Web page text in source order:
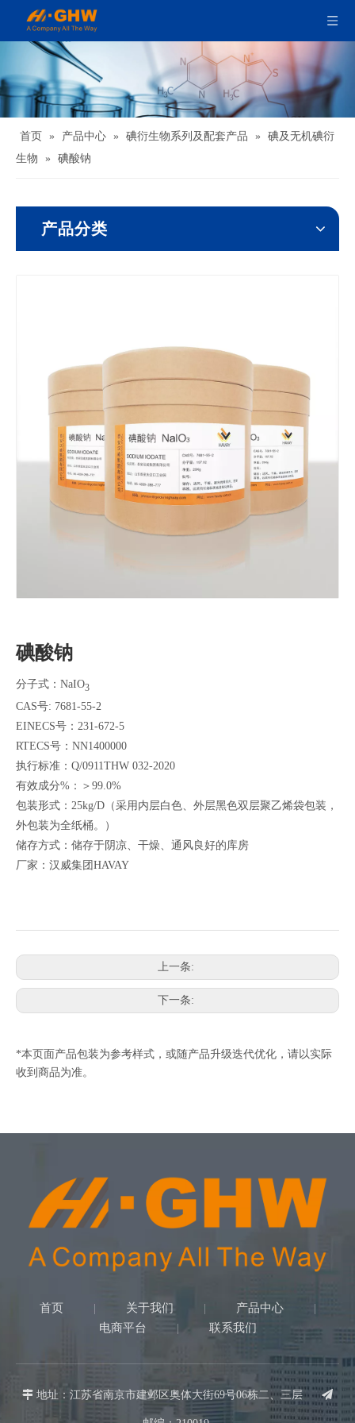
首页 » 产品中心 » 碘衍生物系列及配套产品 »
碘及无机碘衍
生物
» 碘酸钠
产品分类
碘酸钠
分子式：NaIO3
CAS号: 7681-55-2
EINECS号：231-672-5
RTECS号：NN1400000
执行标准：Q/0911THW 032-2020
有效成分%：＞99.0%
包装形式：25kg/D（采用内层白色、外层黑色双层聚乙烯袋包装，
外包装为全纸桶。）
储存方式：储存于阴凉、干燥、通风良好的库房
厂家：汉威集团HAVAY
上一条:
下一条:
*本页面产品包装为参考样式，或随产品升级迭代优化，请以实际
收到商品为准。
首页 关于我们 产品中心
电商平台 联系我们
 地址：江苏省南京市建邺区奥体大街69号06栋二、三层